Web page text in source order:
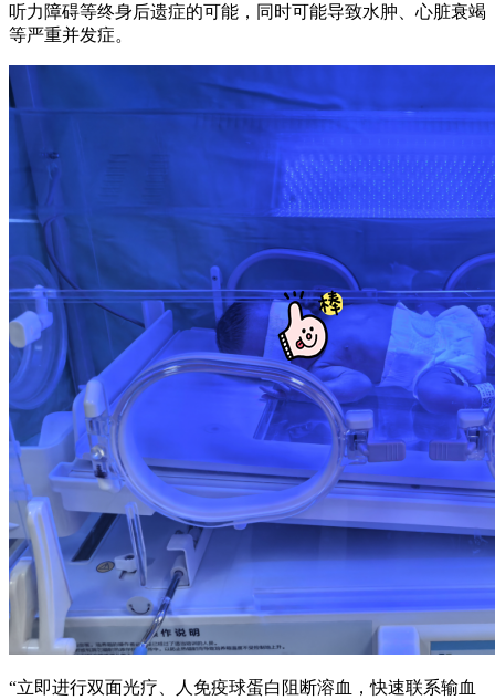
听力障碍等终身后遗症的可能，同时可能导致水肿、心脏衰竭
等严重并发症。
“立即进行双面光疗、人免疫球蛋白阻断溶血，快速联系输血